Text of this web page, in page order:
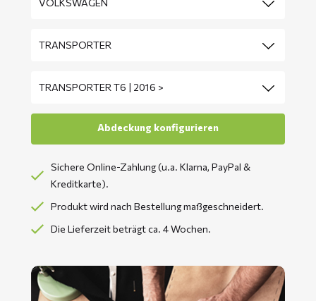
Sichere Online-Zahlung (u.a. Klarna, PayPal &
Kreditkarte).
Produkt wird nach Bestellung maßgeschneidert.
Die Lieferzeit beträgt ca. 4 Wochen.